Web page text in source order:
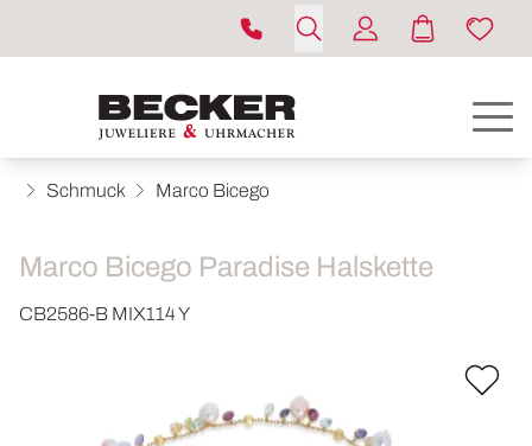
Schmuck Marco Bicego
Marco Bicego Paradise Halskette
CB2586-B MIX114 Y